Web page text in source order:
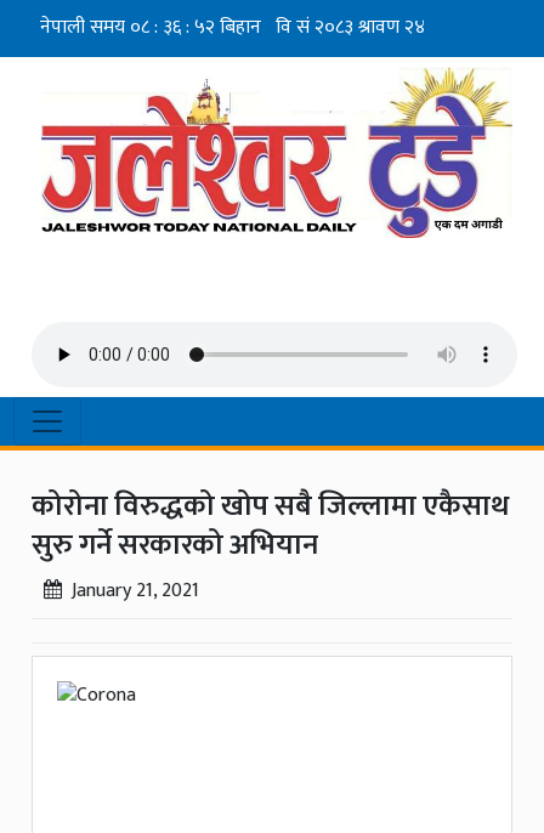
कोरोना विरुद्धको खोप सबै जिल्लामा एकैसाथ
सुरु गर्ने सरकारको अभियान
January 21, 2021